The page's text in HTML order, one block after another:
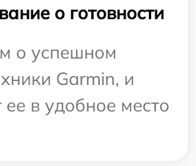
о готовности
о успешном
Garmin, и
ее в удобное место